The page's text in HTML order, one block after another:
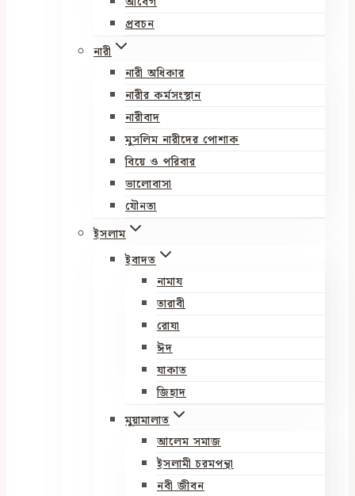
প্রবচন
নারী
নারী অধিকার
নারীর কর্মসংস্থান
নারীবাদ
মুসলিম নারীদের পোশাক
বিয়ে ও পরিবার
ভালোবাসা
যৌনতা
ইসলাম
ইবাদত
নামায
তারাবী
রোযা
ঈদ
যাকাত
জিহাদ
মুয়ামালাত
আলেম সমাজ
ইসলামী চরমপন্থা
নবী জীবন